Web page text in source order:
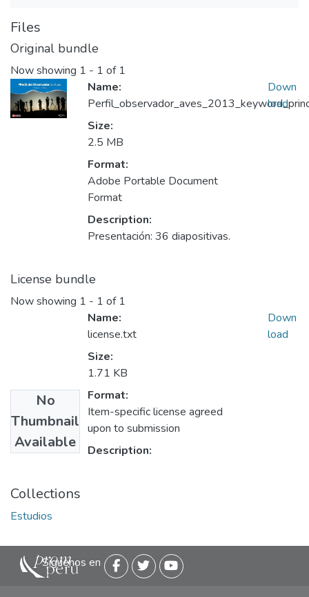
Files
Original bundle
Now showing 1 - 1 of 1
Name:
Size:
2.5 MB
Format:
Adobe Portable Document
Format
Description:
Presentación: 36 diapositivas.
Down
load
License bundle
Now showing 1 - 1 of 1
No
Thumbnail
Available
Name:
license.txt
Size:
1.71 KB
Format:
Item-specific license agreed
upon to submission
Description:
Down
load
Collections
Estudios
Siguenos en